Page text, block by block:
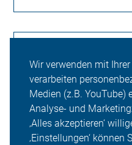
Wir verwenden mit
verarbeiten
Medien (z.B.
Analyse- und
‚Alles akzeptieren‘
‚Einstellungen‘ können
Was ist der
Pedelecs und E-